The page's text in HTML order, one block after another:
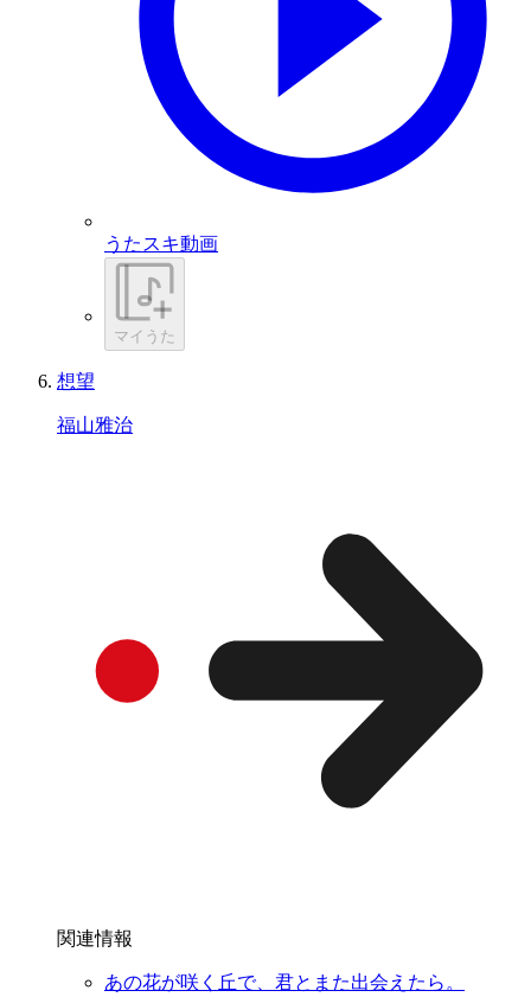
うたスキ動画
マイうた
想望
福山雅治
関連情報
あの花が咲く丘で、君とまた出会えたら。